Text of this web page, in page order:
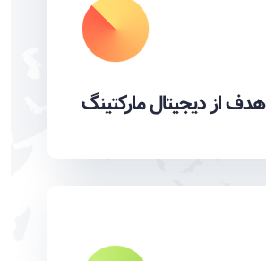
هدف از دیجیتال مارکتینگ